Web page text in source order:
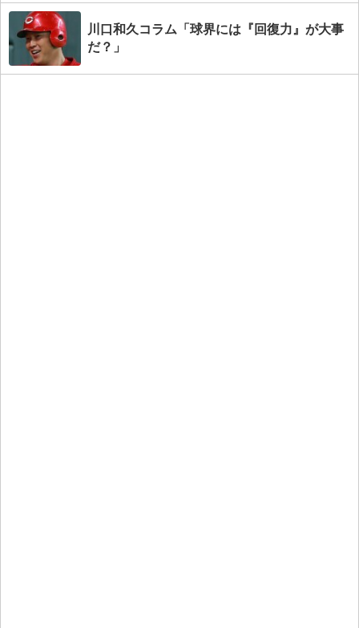
川口和久コラム「球界には『回復力』が大事
だ？」